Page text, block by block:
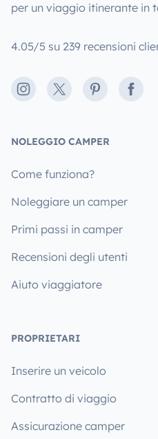
per un viaggio itinerante in
4.05/5 su 239 recensioni
Instagram
X Pinterest
NOLEGGIO CAMPER
Come funziona?
Noleggiare un camper
Primi passi in camper
Recensioni degli utenti
Aiuto viaggiatore
PROPRIETARI
Inserire un veicolo
Contratto di viaggio
Assicurazione camper